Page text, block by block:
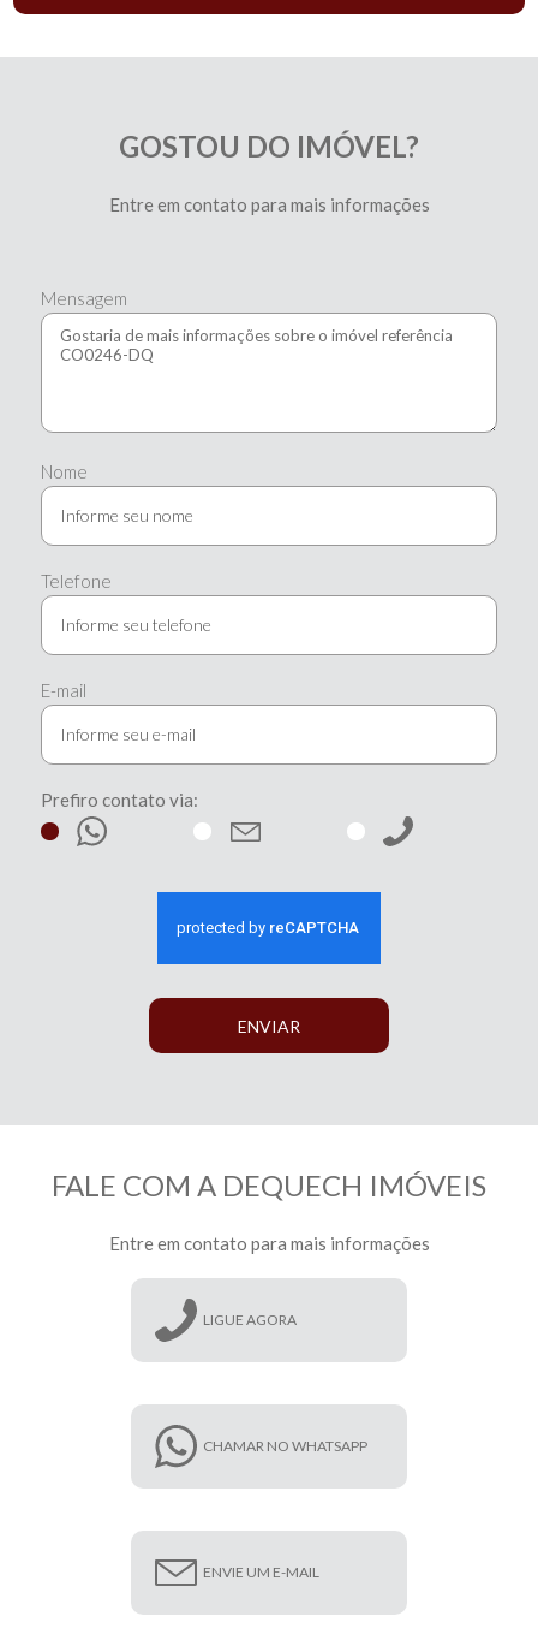
GOSTOU DO IMÓVEL?
Entre em contato para mais informações
Mensagem
Nome
Telefone
E-mail
Prefiro contato via:
ENVIAR
FALE COM A DEQUECH IMÓVEIS
Entre em contato para mais informações
LIGUE AGORA
CHAMAR NO WHATSAPP
ENVIE UM E-MAIL